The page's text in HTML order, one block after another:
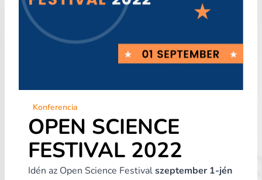
Konferencia
OPEN SCIENCE
FESTIVAL 2022
Idén az Open Science Festivalszeptember 1-jén